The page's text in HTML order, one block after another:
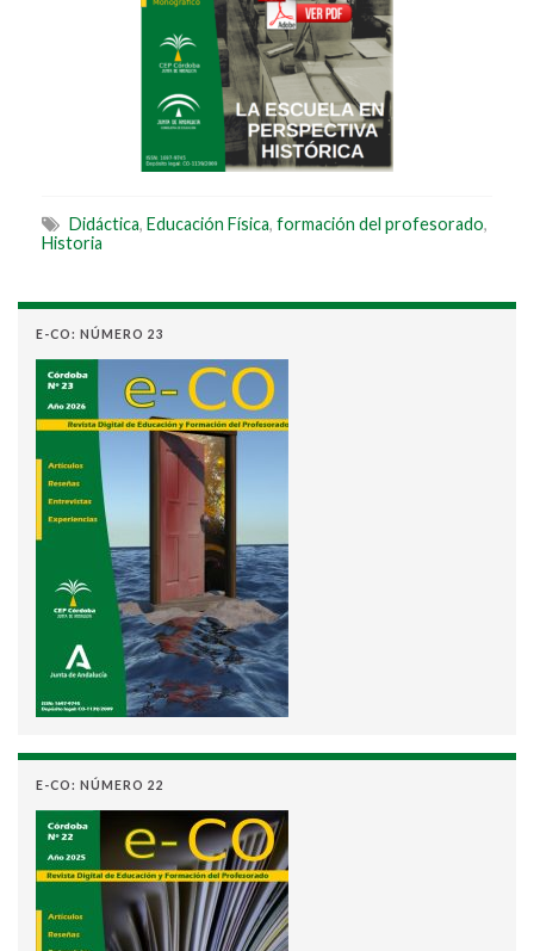
Didáctica, Educación Física, formación del profesorado,
Historia
E-CO: NÚMERO 23
E-CO: NÚMERO 22